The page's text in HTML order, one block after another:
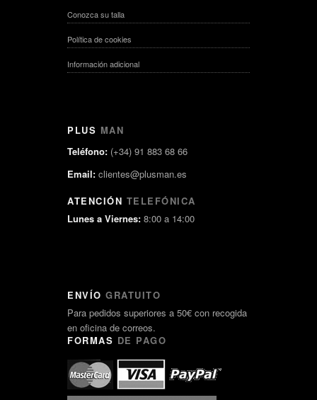
Conozca su talla
Política de cookies
Información adicional
PLUS MAN
Teléfono: (+34) 91 883 68 66
Email: clientes@plusman.es
ATENCIÓN TELEFÓNICA
Lunes a Viernes: 8:00 a 14:00
ENVÍO GRATUITO
Para pedidos superiores a 50€ con recogida
en oficina de correos.
FORMAS DE PAGO